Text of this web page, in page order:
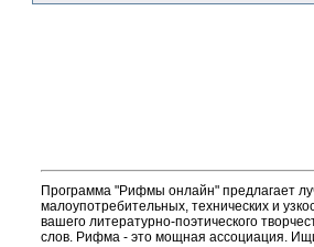
Программа "Рифмы онлайн" предлагает
малоупотребительных, технических и
вашего литературно-поэтического
слов. Рифма - это мощная ассоциация.